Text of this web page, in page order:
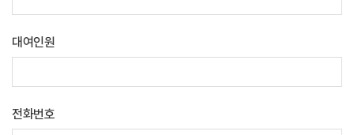
대여인원
전화번호